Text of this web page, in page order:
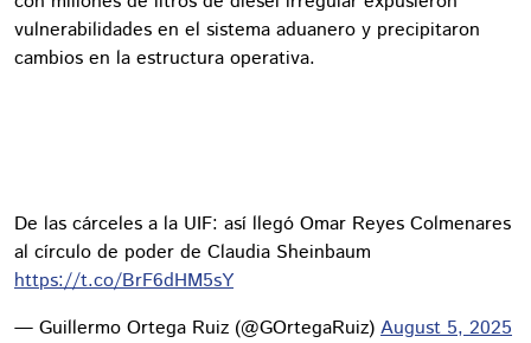
vulnerabilidades en el sistema aduanero y precipitaron
cambios en la estructura operativa.
De las cárceles a la UIF: así llegó Omar Reyes Colmenares
al círculo de poder de Claudia Sheinbaum
https://t.co/BrF6dHM5sY
— Guillermo Ortega Ruiz (@GOrtegaRuiz) August 5, 2025